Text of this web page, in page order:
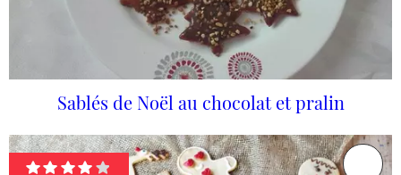
Sablés de Noël au chocolat et pralin